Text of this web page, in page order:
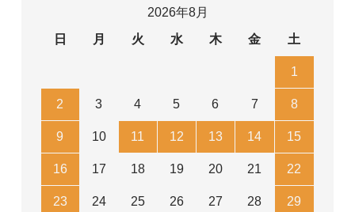
2026年8月
日
月 火 水 木 金 土
1
2 3 4 5 6 7 8
9 10 11 12 13 14 15
16 17 18 19 20 21 22
23 24 25 26 27 28 29